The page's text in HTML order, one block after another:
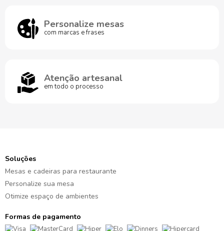
Personalize mesas
com marcas e frases
Atenção artesanal
em todo o processo
Soluções
Mesas e cadeiras para restaurante
Personalize sua mesa
Otimize espaço de ambientes
Formas de pagamento